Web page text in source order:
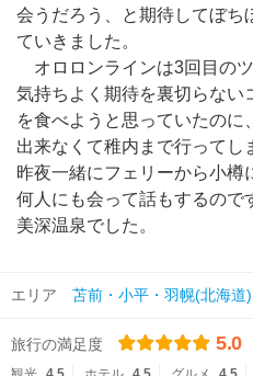
会うだろう、と期待してぼち
ていきました。
オロロンラインは3回目の
気持ちよく期待を裏切らない
を食べようと思っていたの
出来なくて稚内まで行ってし
昨夜一緒にフェリーから小樽
何人にも会って話もするので
美深温泉でした。
エリア 苫前・小平・羽幌(北海道)
旅行の満足度 5.0